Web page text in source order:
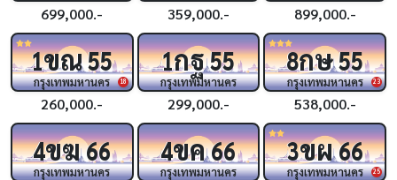
699,000.- 359,000.- 899,000.-
18
1ขณ55
กรุงเทพมหานคร
260,000.-
1กฐ55
กรุงเทพมหานคร
299,000.-
23
8กษ55
กรุงเทพมหานคร
538,000.-
4ขฆ66
กรุงเทพมหานคร
4ขค66
กรุงเทพมหานคร 25
3ขผ66
กรุงเทพมหานคร